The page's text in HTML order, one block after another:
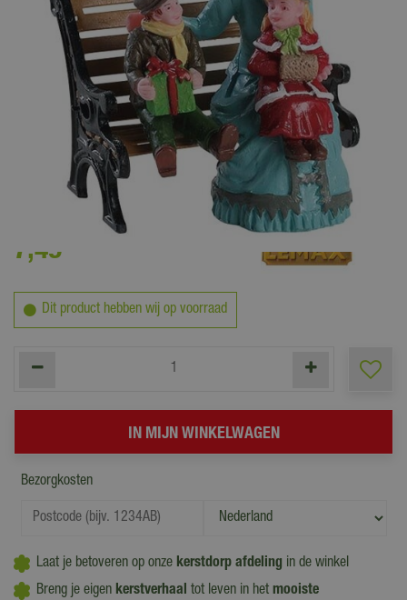
7,49
Dit product hebben wij op voorraad
Bezorgkosten
Laat je betoveren op onze kerstdorp afdeling in de winkel
Breng je eigen kerstverhaal tot leven in het mooiste